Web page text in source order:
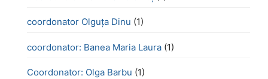
coordonator Olguța Dinu (1)
coordonator: Banea Maria Laura (1)
Coordonator: Olga Barbu (1)